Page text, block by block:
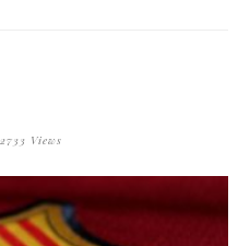
2733 Views